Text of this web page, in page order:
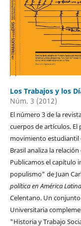
Los Trabajos y los
Núm. 3 (2012)
El número 3 de la
cuerpos de artículos. El
movimiento estudiantil
Brasil analiza la
Publicamos el capítulo
populismo" de Juan
políticaen América Latina
Celentano. Un
Universitaria
"Historia y Trabajo